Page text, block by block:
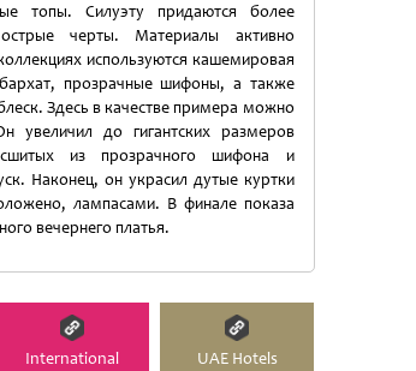
топы. Силуэту придаются более
черты. Материалы активно
используются кашемировая
бархат, прозрачные шифоны, а также
Здесь в качестве примера можно
увеличил до гигантских размеров
из прозрачного шифона и
Наконец, он украсил дутые куртки
лампасами. В финале показа
вечернего платья.
International
UAE Hotels